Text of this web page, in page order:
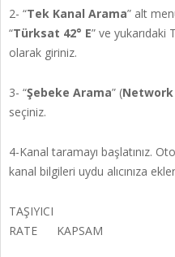
2- “Tek Kanal Arama” alt
“Türksat 42° E” ve yukarıdaki
olarak giriniz.
3- “Şebeke Arama” (Network
seçiniz.
4-Kanal taramayı başlatınız.
kanal bilgileri uydu alıcınıza
TAŞIYICI
RATE KAPSAM